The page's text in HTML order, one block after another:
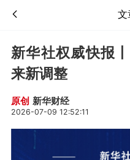
文
新华社权威快报
来新调整
原创 新华财经
2026-07-09 12:52:11